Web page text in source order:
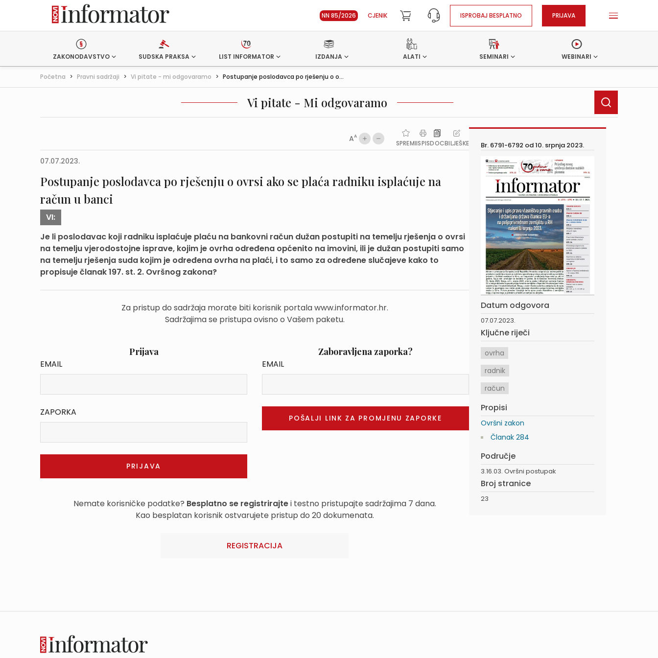
NN 85/2026 CJENIK ISPROBAJ BESPLATNO PRIJAVA
ZAKONODAVSTVO SUDSKA PRAKSA LIST INFORMATOR IZDANJA ALATI SEMINARI WEBINARI
Početna > Pravni sadržaji > Vi pitate - mi odgovaramo > Postupanje poslodavca po rješenju o o...
Vi pitate - Mi odgovaramo
AA
SPREMIISPISDOCBILJEŠKE
07.07.2023.
Postupanje poslodavca po rješenju o ovrsi ako se plaća radniku isplaćuje na
račun u banci
VI:
Je li poslodavac koji radniku isplaćuje plaću na bankovni račun dužan postupiti na temelju rješenja o ovrsi
na temelju vjerodostojne isprave, kojim je ovrha određena općenito na imovini, ili je dužan postupiti samo
na temelju rješenja suda kojim je određena ovrha na plaći, i to samo za određene slučajeve kako to
propisuje članak 197. st. 2. Ovršnog zakona?
Za pristup do sadržaja morate biti korisnik portala www.informator.hr.
Sadržajima se pristupa ovisno o Vašem paketu.
Prijava
EMAIL
ZAPORKA
Zaboravljena zaporka?
EMAIL
Nemate korisničke podatke? Besplatno se registrirajtei testno pristupajte sadržajima 7 dana.
Kao besplatan korisnik ostvarujete pristup do 20 dokumenata.
REGISTRACIJA
Br. 6791-6792 od10. srpnja 2023.
Datum odgovora
07.07.2023.
Ključne riječi
ovrha
radnik
račun
Propisi
Ovršni zakon
Članak 284
Područje
3.16.03. Ovršni postupak
Broj stranice
23